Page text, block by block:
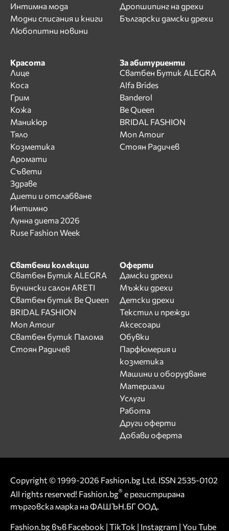
Интимна мода
Модни списания и книги
Любопитни новини
Дропшипинг на дрехи
Български дамски дрехи
Красота
Лице
Коса
Грим
Кожа
Маникюр
Тяло
Козметика
Аромати
Съвети
Здраве
Диети и отслабване
Интимно
Лунна диета 2026
Ruse Fashion Week
За абитуриенти
Сватбен Бутик ALEGRA
Alfa Brides
Banderol
Be Queen
BRIDAL FASHION
Mon Amour
Стоян Радичев
Сватбени колекции
Сватбен Бутик ALEGRA
Бучински салон ARETI
Сватбен бутик Be Queen
BRIDAL FASHION
Mon Amour
Сватбен бутик Палома
Стоян Радичев
Оферти
Дамски дрехи
Мъжки дрехи
Детски дрехи
Текстил и прежди
Аксесоари
Обувки
Парфюмерия и
козметика
Машини и оборудване
Материали
Услуги
Работа
Други оферти
Добави оферта
Copyright © 1999-2026 Fashion.bg Ltd. ISSN 2535-0102
All rights reserved! Fashion.bg® е регистрирана
търговска марка на ФАШЪН.БГ ООД.
Fashion.bg във Facebook | TikTok | Instagram | You Tube